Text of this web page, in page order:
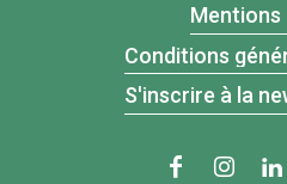
Mentions
Conditions
S'inscrire à la